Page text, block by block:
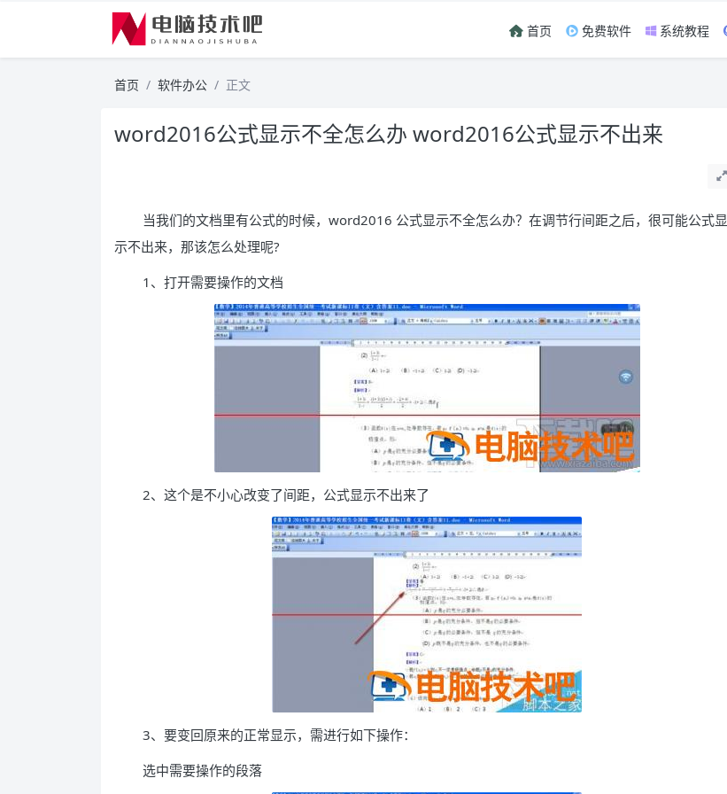
首页 免费软件 系统教程
首页 软件办公 正文
word2016公式显示不全怎么办 word2016公式显示不出来
当我们的文档里有公式的时候，word2016 公式显示不全怎么办？在调节行间距之后，很可能公式显
示不出来，那该怎么处理呢?
1、打开需要操作的文档
2、这个是不小心改变了间距，公式显示不出来了
3、要变回原来的正常显示，需进行如下操作：
选中需要操作的段落